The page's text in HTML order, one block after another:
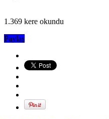
1.369 kere okundu
Paylaş